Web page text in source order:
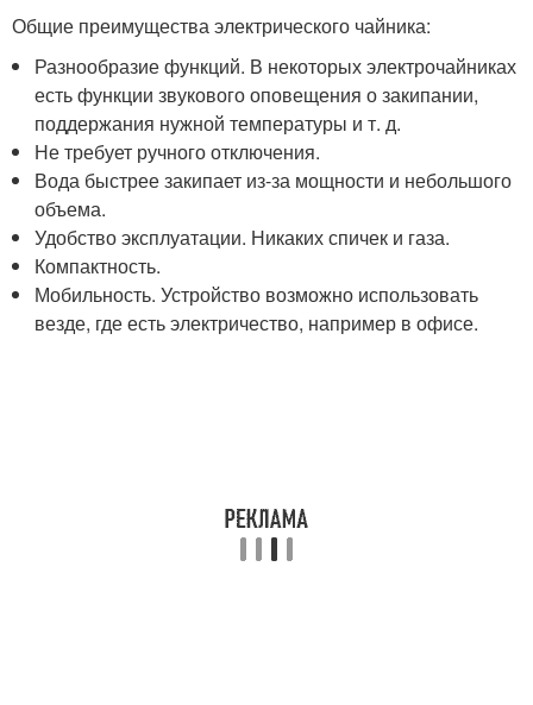
Общие преимущества электрического чайника:
Разнообразие функций. В некоторых электрочайниках
есть функции звукового оповещения о закипании,
поддержания нужной температуры и т. д.
Не требует ручного отключения.
Вода быстрее закипает из-за мощности и небольшого
объема.
Удобство эксплуатации. Никаких спичек и газа.
Компактность.
Мобильность. Устройство возможно использовать
везде, где есть электричество, например в офисе.